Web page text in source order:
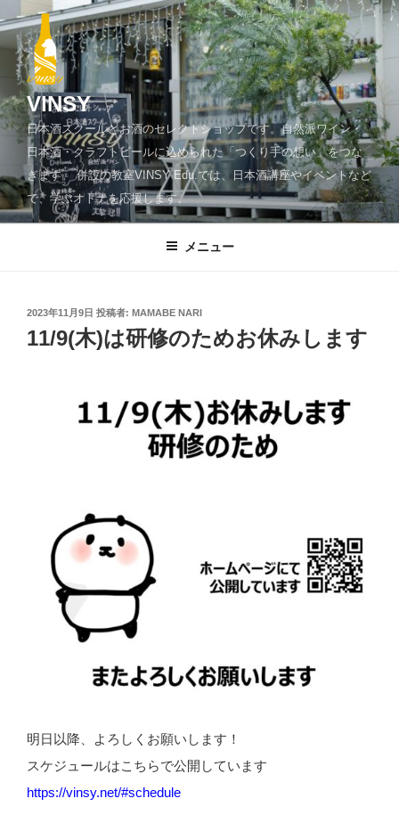
ン
ツ
へ
ッ
プ
VINSY
日本酒スクールとお酒のセレクトショップです。自然派ワイン・
日本酒・クラフトビールに込められた「つくり手の想い」をつな
ぎます。 併設の教室VINSY Edu.では、日本酒講座やイベントなど
で、学ぶオトナを応援します。
メニュー
投
稿
日:
2023年11月9日 投稿者: MAMABE NARI
11/9(木)は研修のためお休みします
明日以降、よろしくお願いします！
スケジュールはこちらで公開しています
https://vinsy.net/#schedule